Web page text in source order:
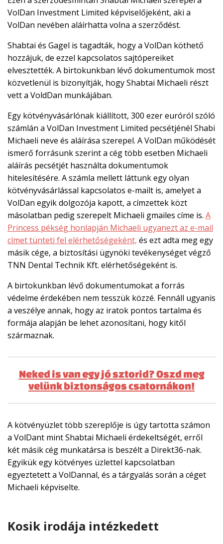
VolDan Investment Limited képviselőjeként, aki a
VolDan nevében aláírhatta volna a szerződést.
Shabtai és Gagel is tagadták, hogy a VolDan köthető
hozzájuk, de ezzel kapcsolatos sajtópereiket
elvesztették. A birtokunkban lévő dokumentumok most
közvetlenül is bizonyítják, hogy Shabtai Michaeli részt
vett a VoldDan munkájában.
Egy kötvényvásárlónak kiállított, 300 ezer euróról szóló
számlán a VolDan Investment Limited pecsétjénél Shabi
Michaeli neve és aláírása szerepel. A VolDan működését
ismerő forrásunk szerint a cég több esetben Michaeli
aláírás pecsétjét használta dokumentumok
hitelesítésére. A számla mellett láttunk egy olyan
kötvényvásárlással kapcsolatos e-mailt is, amelyet a
VolDan egyik dolgozója kapott, a címzettek közt
másolatban pedig szerepelt Michaeli gmailes címe is. A
Princess pékség honlapján Michaeli ugyanezt az e-mail
címet tünteti fel elérhetőségeként, és ezt adta meg egy
másik cége, a biztosítási ügynöki tevékenységet végző
TNN Dental Technik Kft. elérhetőségeként is.
A birtokunkban lévő dokumentumokat a forrás
védelme érdekében nem tesszük közzé. Fennáll ugyanis
a veszélye annak, hogy az iratok pontos tartalma és
formája alapján be lehet azonosítani, hogy kitől
származnak.
Neked is van egy jó sztorid? Oszd meg
velünk biztonságos csatornákon!
A kötvényüzlet több szereplője is úgy tartotta számon
a VolDant mint Shabtai Michaeli érdekeltségét, erről
két másik cég munkatársa is beszélt a Direkt36-nak.
Egyikük egy kötvényes üzlettel kapcsolatban
egyeztetett a VolDannal, és a tárgyalás során a céget
Michaeli képviselte.
Kosik irodája intézkedett